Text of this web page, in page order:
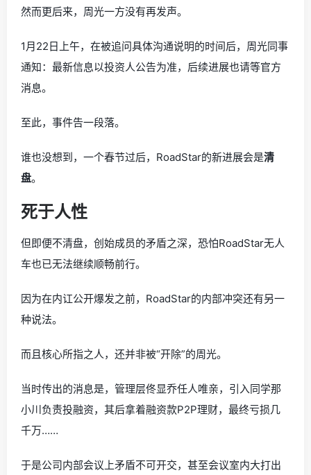
然而更后来，周光一方没有再发声。
1月22日上午，在被追问具体沟通说明的时间后，周光同事
通知：最新信息以投资人公告为准，后续进展也请等官方
消息。
至此，事件告一段落。
谁也没想到，一个春节过后，RoadStar的新进展会是清
盘。
死于人性
但即便不清盘，创始成员的矛盾之深，恐怕RoadStar无人
车也已无法继续顺畅前行。
因为在内讧公开爆发之前，RoadStar的内部冲突还有另一
种说法。
而且核心所指之人，还并非被“开除”的周光。
当时传出的消息是，管理层佟显乔任人唯亲，引入同学那
小川负责投融资，其后拿着融资款P2P理财，最终亏损几
千万……
于是公司内部会议上矛盾不可开交，甚至会议室内大打出